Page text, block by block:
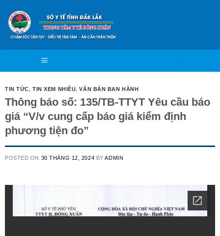
content
TIN TỨC,TIN XEM NHIỀU,VĂN BẢN BAN HÀNH
Thông báo số: 135/TB-TTYT Yêu cầu báo
giá “V/v cung cấp báo giá kiểm định
phương tiện đo”
POSTED ON 30 THÁNG 12, 2024 BYADMIN